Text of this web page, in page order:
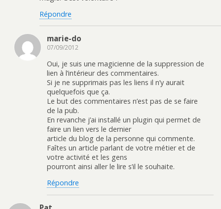
Répondre
marie-do
07/09/2012
Oui, je suis une magicienne de la suppression de
lien à l’intérieur des commentaires.
Si je ne supprimais pas les liens il n’y aurait
quelquefois que ça.
Le but des commentaires n’est pas de se faire
de la pub.
En revanche j’ai installé un plugin qui permet de
faire un lien vers le dernier
article du blog de la personne qui commente.
Faîtes un article parlant de votre métier et de
votre activité et les gens
pourront ainsi aller le lire s’il le souhaite.
Répondre